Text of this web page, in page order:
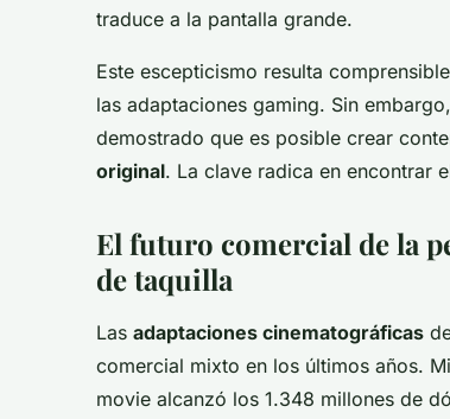
traduce a la pantalla grande.
Este escepticismo resulta
las adaptaciones gaming. Sin
demostrado que es posible crear
original. La clave radica en encontrar
El futuro comercial de la
de taquilla
Las adaptaciones cinematográficas
comercial mixto en los últimos años.
movie alcanzó los 1.348 millones de